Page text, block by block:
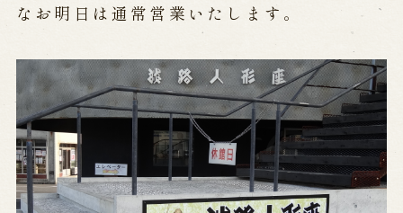
出張公演
学校公演
海外旅行客向け特別公演「くにうみ」
歴史
なお明日は通常営業いたします。